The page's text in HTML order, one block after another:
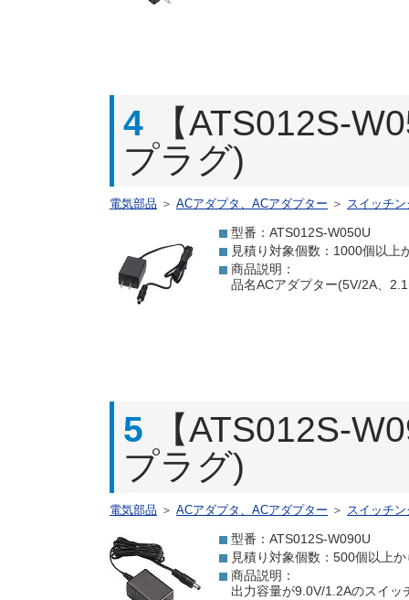
4
【ATS012S-
プラグ)
電気部品 ＞ ACアダプタ、ACアダプター ＞ スイッチ
型番：ATS012S-W050U
見積り対象個数：1000個以上
商品説明：
品名ACアダプター(5V/2A、
5
【ATS012S-
プラグ)
電気部品 ＞ ACアダプタ、ACアダプター ＞ スイッチ
型番：ATS012S-W090U
見積り対象個数：500個以上か
商品説明：
出力容量が9.0V/1.2Aのスイ